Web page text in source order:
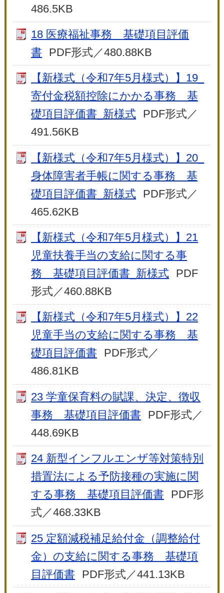
486.5KB
18 医療福祉事務 基礎項目評価
書
PDF形式／480.88KB
【新様式（令和7年5月様式）】19_
寄付金税額控除にかかる事務 基
礎項目評価書_新様式
PDF形式／
491.56KB
【新様式（令和7年5月様式）】20_
身体障害者手帳に関する事務 基
礎項目評価書_新様式
PDF形式／
465.62KB
【新様式（令和7年5月様式）】21
児童扶養手当の支給に関する事
務 基礎項目評価書_新様式
PDF
形式／460.88KB
【新様式（令和7年5月様式）】22
児童手当の支給に関する事務 基
礎項目評価書
PDF形式／
486.81KB
23 学童保育料の賦課、決定、徴収
事務 基礎項目評価書
PDF形式／
448.69KB
24 新型インフルエンザ等対策特別
措置法による予防接種の実施に関
する事務 基礎項目評価書
PDF形
式／468.33KB
25 定額減税補足給付金（調整給付
金）の支給に関する事務 基礎項
目評価書
PDF形式／441.13KB